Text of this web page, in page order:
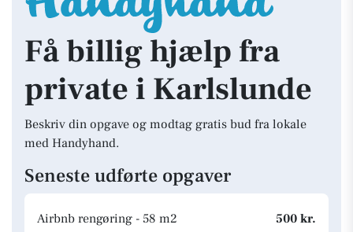
Få billig hjælp fra
private i Karlslunde
Beskriv din opgave og modtag gratis bud fra lokale
med Handyhand.
Seneste udførte opgaver
Airbnb rengøring - 58 m2
500 kr.